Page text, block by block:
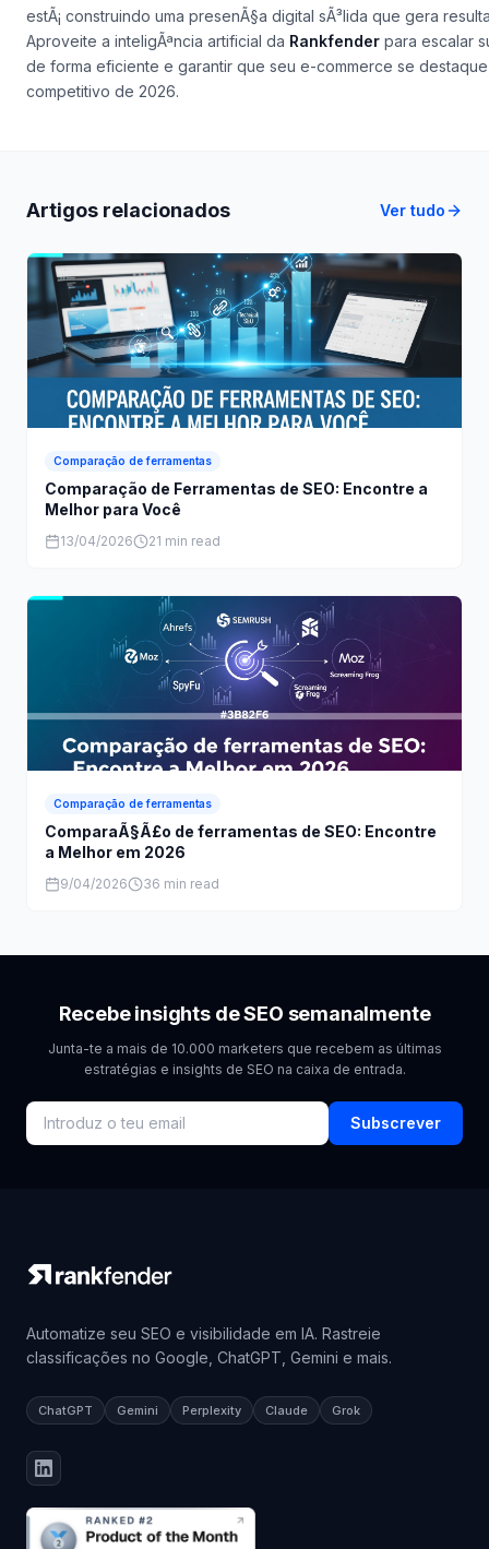
estÃ¡ construindo uma presenÃ§a digital sÃ³lida que gera
Aproveite a inteligÃªncia artificial da Rankfender para escalar
de forma eficiente e garantir que seu e-commerce se
competitivo de 2026.
Artigos relacionados Ver tudo
Comparação de ferramentas
Comparação de Ferramentas de SEO: Encontre a
Melhor para Você
13/04/2026 21 min read
Comparação de ferramentas
ComparaÃ§Ã£o de ferramentas de SEO: Encontre
a Melhor em 2026
9/04/2026 36 min read
Recebe insights de SEO semanalmente
Junta-te a mais de 10.000 marketers que recebem as últimas
estratégias e insights de SEO na caixa de entrada.
Subscrever
Automatize seu SEO e visibilidade em IA. Rastreie
classificações no Google, ChatGPT, Gemini e mais.
ChatGPT Gemini Perplexity Claude Grok